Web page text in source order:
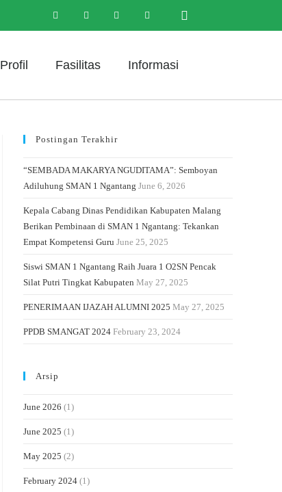
Profil Fasilitas Informasi
Postingan Terakhir
“SEMBADA MAKARYA NGUDITAMA”: Semboyan
Adiluhung SMAN 1 Ngantang June 6, 2026
Kepala Cabang Dinas Pendidikan Kabupaten Malang
Berikan Pembinaan di SMAN 1 Ngantang: Tekankan
Empat Kompetensi Guru June 25, 2025
Siswi SMAN 1 Ngantang Raih Juara 1 O2SN Pencak
Silat Putri Tingkat Kabupaten May 27, 2025
PENERIMAAN IJAZAH ALUMNI 2025 May 27, 2025
PPDB SMANGAT 2024 February 23, 2024
Arsip
June 2026 (1)
June 2025 (1)
May 2025 (2)
February 2024 (1)